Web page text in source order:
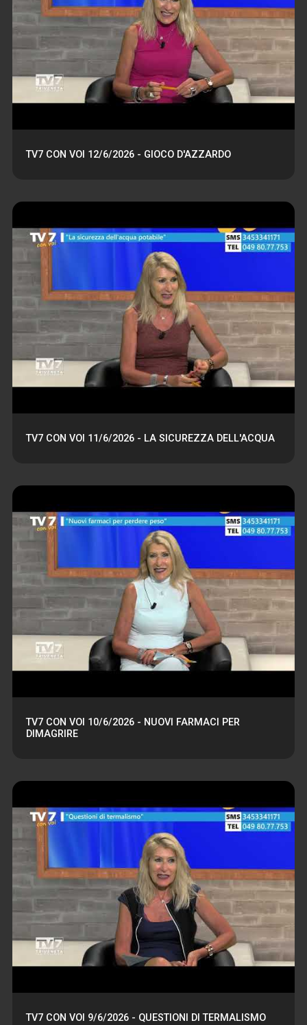
TV7 CON VOI 12/6/2026 - GIOCO D'AZZARDO
TV7 CON VOI 11/6/2026 - LA SICUREZZA DELL'ACQUA
TV7 CON VOI 10/6/2026 - NUOVI FARMACI PER
DIMAGRIRE
TV7 CON VOI 9/6/2026 - QUESTIONI DI TERMALISMO